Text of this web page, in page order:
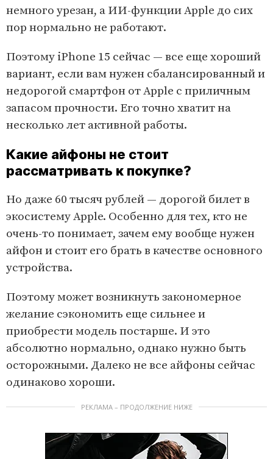
немного урезан, а ИИ-функции Apple до сих
пор нормально не работают.
Поэтому iPhone 15 сейчас — все еще хороший
вариант, если вам нужен сбалансированный и
недорогой смартфон от Apple с приличным
запасом прочности. Его точно хватит на
несколько лет активной работы.
Какие айфоны не стоит
рассматривать к покупке?
Но даже 60 тысяч рублей — дорогой билет в
экосистему Apple. Особенно для тех, кто не
очень-то понимает, зачем ему вообще нужен
айфон и стоит его брать в качестве основного
устройства.
Поэтому может возникнуть закономерное
желание сэкономить еще сильнее и
приобрести модель постарше. И это
абсолютно нормально, однако нужно быть
осторожными. Далеко не все айфоны сейчас
одинаково хороши.
РЕКЛАМА – ПРОДОЛЖЕНИЕ НИЖЕ